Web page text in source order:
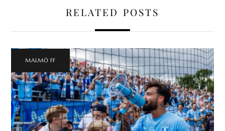
RELATED POSTS
MALMÖ FF